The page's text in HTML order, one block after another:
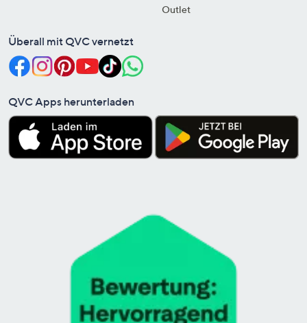
Outlet
Überall mit QVC vernetzt
QVC Apps herunterladen